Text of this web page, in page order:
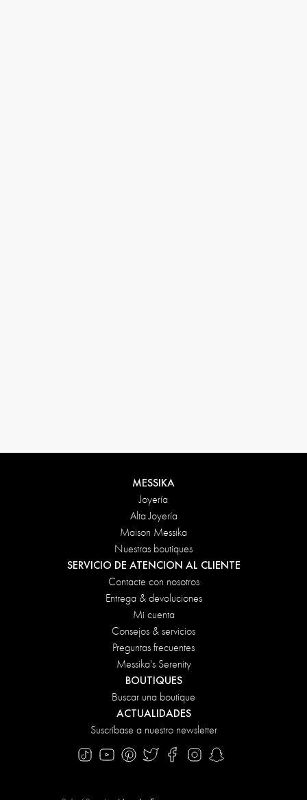
MESSIKA
Joyería
Alta Joyería
Maison Messika
Nuestras boutiques
SERVICIO DE ATENCION AL CLIENTE
Contacte con nosotros
Entrega & devoluciones
Mi cuenta
Consejos & servicios
Preguntas frecuentes
Messika's Serenity
BOUTIQUES
Buscar una boutique
ACTUALIDADES
Suscríbase a nuestro newsletter